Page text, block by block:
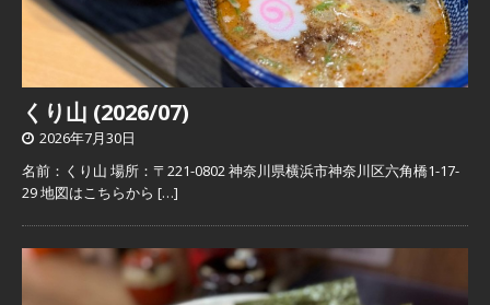
くり山 (2026/07)
2026年7月30日
名前：くり山 場所：〒221-0802 神奈川県横浜市神奈川区六角橋1-17-
29 地図はこちらから […]